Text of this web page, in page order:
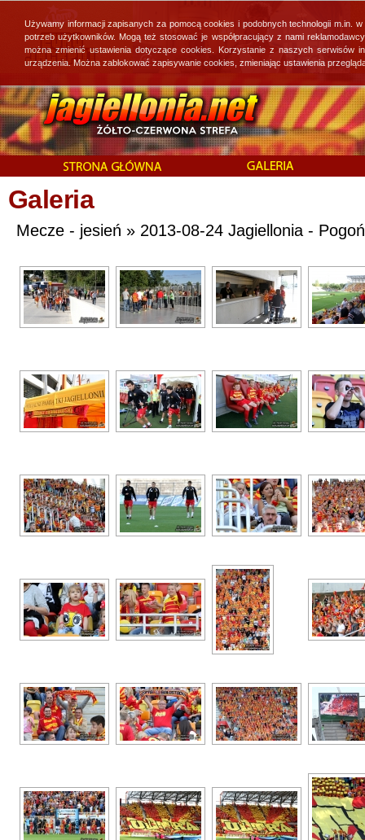
Galeria
Mecze - jesień » 2013-08-24 Jagiellonia -
Używamy informacji zapisanych za pomocą cookies i podobnych technologii
potrzeb użytkowników. Mogą też stosować je współpracujący z nami
można zmienić ustawienia dotyczące cookies. Korzystanie z naszych
urządzenia. Można zablokować zapisywanie cookies, zmieniając ustawienia